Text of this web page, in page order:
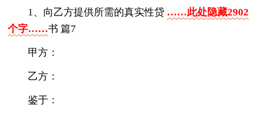
1、向乙方提供所需的真实性贷 ……此处隐藏2902
个字……书 篇7
甲方：
乙方：
鉴于：